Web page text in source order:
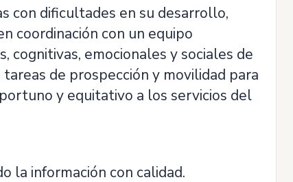
con dificultades en su desarrollo,
coordinación con un equipo
cognitivas, emocionales y sociales de
de prospección y movilidad para
y equitativo a los servicios del
la información con calidad.